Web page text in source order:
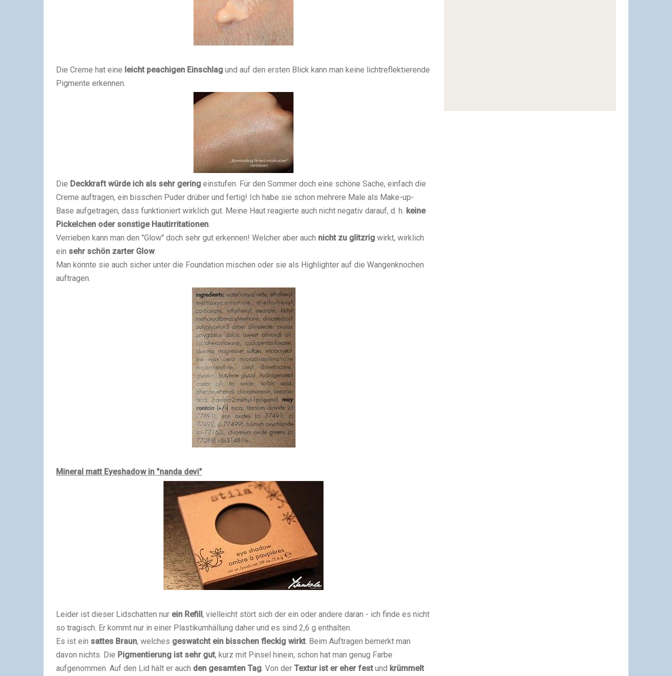
Die Creme hat eine leicht peachigen Einschlag und auf den ersten Blick kann man keine lichtreflektierende
Pigmente erkennen.
Die Deckkraft würde ich als sehr gering einstufen. Für den Sommer doch eine schöne Sache, einfach die
Creme auftragen, ein bisschen Puder drüber und fertig! Ich habe sie schon mehrere Male als Make-up-
Base aufgetragen, dass funktioniert wirklich gut. Meine Haut reagierte auch nicht negativ darauf, d. h. keine
Pickelchen oder sonstige Hautirritationen.
Verrieben kann man den "Glow" doch sehr gut erkennen! Welcher aber auch nicht zu glitzrig wirkt, wirklich
ein sehr schön zarter Glow.
Man könnte sie auch sicher unter die Foundation mischen oder sie als Highlighter auf die Wangenknochen
auftragen.
Mineral matt Eyeshadow in "nanda devi"
Leider ist dieser Lidschatten nur ein Refill, vielleicht stört sich der ein oder andere daran - ich finde es nicht
so tragisch. Er kommt nur in einer Plastikumhällung daher und es sind 2,6 g enthalten.
Es ist ein sattes Braun, welches geswatcht ein bisschen fleckig wirkt. Beim Auftragen bemerkt man
davon nichts. Die Pigmentierung ist sehr gut, kurz mit Pinsel hinein, schon hat man genug Farbe
aufgenommen. Auf den Lid hält er auch den gesamten Tag. Von der Textur ist er eher fest und krümmelt